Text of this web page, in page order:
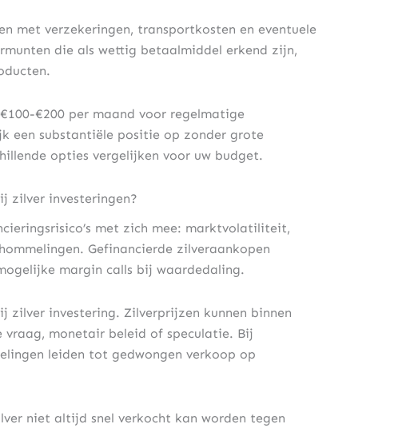
met verzekeringen, transportkosten en eventuele
die als wettig betaalmiddel erkend zijn,
€200 per maand voor regelmatige
een substantiële positie op zonder grote
opties vergelijken voor uw budget.
zilver investeringen?
met zich mee: marktvolatiliteit,
Gefinancierde zilveraankopen
margin calls bij waardedaling.
investering. Zilverprijzen kunnen binnen
monetair beleid of speculatie. Bij
leiden tot gedwongen verkoop op
niet altijd snel verkocht kan worden tegen